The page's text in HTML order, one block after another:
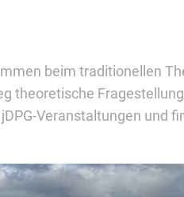
beim traditionellen
theoretische
Veranstaltungen und